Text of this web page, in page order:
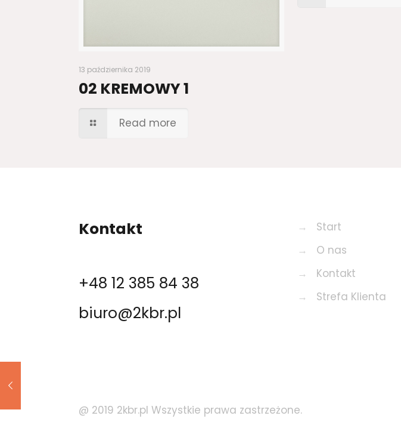
13 października 2019
02 KREMOWY 1
Read more
Kontakt
+48 12 385 84 38
biuro@2kbr.pl
→
Start
→
O nas
→
Kontakt
→
Strefa Klienta
@ 2019 2kbr.pl Wszystkie prawa zastrzeżone.